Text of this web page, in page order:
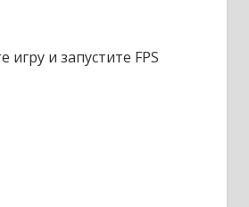
игру и запустите FPS